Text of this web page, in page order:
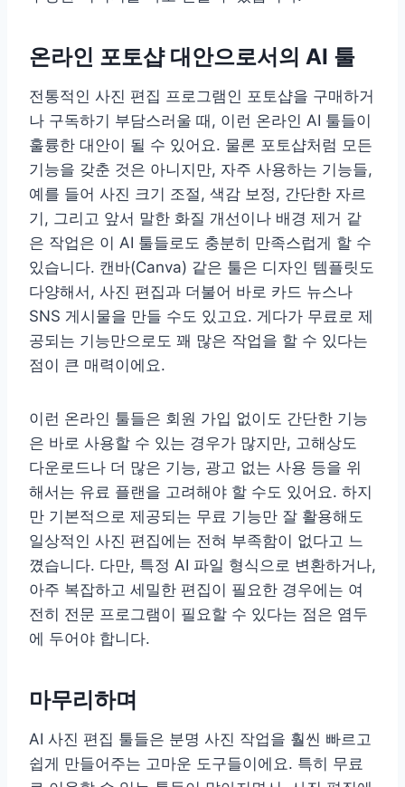
온라인 포토샵 대안으로서의 AI 툴
전통적인 사진 편집 프로그램인 포토샵을 구매하거
나 구독하기 부담스러울 때, 이런 온라인 AI 툴들이
훌륭한 대안이 될 수 있어요. 물론 포토샵처럼 모든
기능을 갖춘 것은 아니지만, 자주 사용하는 기능들,
예를 들어 사진 크기 조절, 색감 보정, 간단한 자르
기, 그리고 앞서 말한 화질 개선이나 배경 제거 같
은 작업은 이 AI 툴들로도 충분히 만족스럽게 할 수
있습니다. 캔바(Canva) 같은 툴은 디자인 템플릿도
다양해서, 사진 편집과 더불어 바로 카드 뉴스나
SNS 게시물을 만들 수도 있고요. 게다가 무료로 제
공되는 기능만으로도 꽤 많은 작업을 할 수 있다는
점이 큰 매력이에요.
이런 온라인 툴들은 회원 가입 없이도 간단한 기능
은 바로 사용할 수 있는 경우가 많지만, 고해상도
다운로드나 더 많은 기능, 광고 없는 사용 등을 위
해서는 유료 플랜을 고려해야 할 수도 있어요. 하지
만 기본적으로 제공되는 무료 기능만 잘 활용해도
일상적인 사진 편집에는 전혀 부족함이 없다고 느
꼈습니다. 다만, 특정 AI 파일 형식으로 변환하거나,
아주 복잡하고 세밀한 편집이 필요한 경우에는 여
전히 전문 프로그램이 필요할 수 있다는 점은 염두
에 두어야 합니다.
마무리하며
AI 사진 편집 툴들은 분명 사진 작업을 훨씬 빠르고
쉽게 만들어주는 고마운 도구들이에요. 특히 무료